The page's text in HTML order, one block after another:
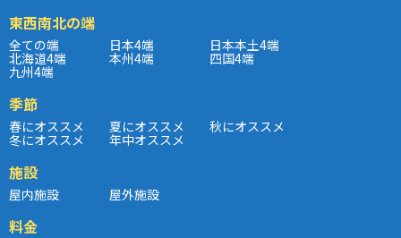
東西南北の端
全ての端 日本4端 日本本土4端
北海道4端 本州4端 四国4端
九州4端
季節
春にオススメ 夏にオススメ 秋にオススメ
冬にオススメ 年中オススメ
施設
屋内施設 屋外施設
料金